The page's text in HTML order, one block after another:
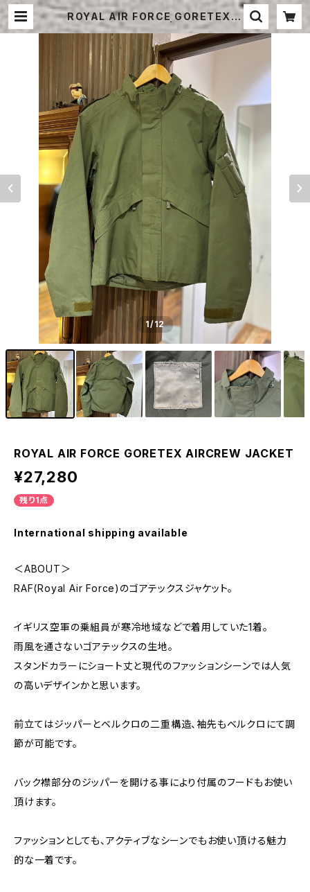
ROYAL AIR FORCE GORETEX A
IRCREW JACKET | STRAYSHE
EP ONLINE
1/12
ROYAL AIR FORCE GORETEX AIRCREW JACKET
¥27,280
残り1点
International shipping available
＜ABOUT＞
RAF(Royal Air Force)のゴアテックスジャケット。
イギリス空軍の乗組員が寒冷地域などで着用していた1着。
雨風を通さないゴアテックスの生地。
スタンドカラーにショート丈と現代のファッションシーンでは人気
の高いデザインかと思います。
前立てはジッパーとベルクロの二重構造、袖先もベルクロにて調
節が可能です。
バック襟部分のジッパーを開ける事により付属のフードもお使い
頂けます。
ファッションとしても、アクティブなシーンでもお使い頂ける魅力
的な一着です。